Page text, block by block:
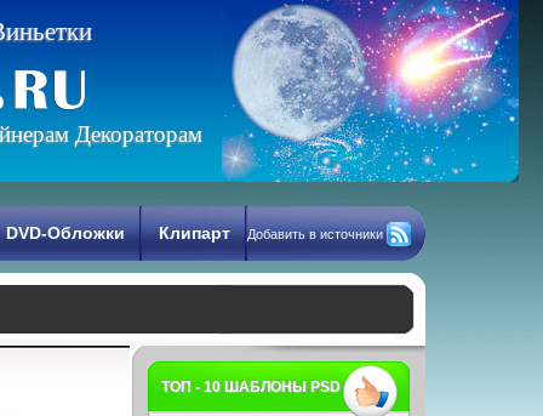
иньетки
Декораторам
DVD-Обложки Клипарт Добавить в источники
ТОП - 10 ШАБЛОНЫ PSD